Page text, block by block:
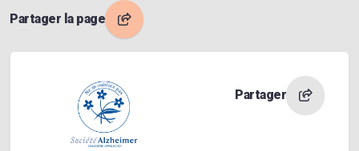
Partager la page
Partager